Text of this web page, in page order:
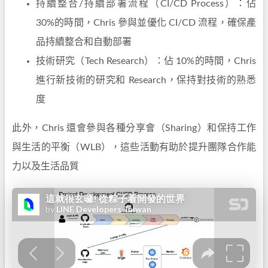
持續整合/持續部署流程（CI/CD Process）：佔
30%的時間，Chris 參與並優化 CI/CD 流程，確保產
品持續整合和自動部署
技術研究（Tech Research）：佔 10%的時間，Chris
進行新技術的研究和 Research，保持對技術的熟悉
度
此外，Chris 還會參與各種分享會（Sharing）和保持工作
與生活的平衡（WLB），這些活動有助於提升團隊合作能
力以及生活品質